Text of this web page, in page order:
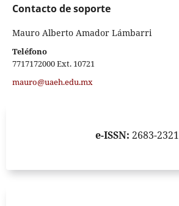
Contacto de soporte
Mauro Alberto Amador Lámbarri
Teléfono
7717172000 Ext. 10721
mauro@uaeh.edu.mx
e-ISSN: 2683-2321